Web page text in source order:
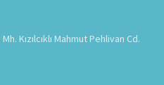
Kızılcıklı Mahmut Pehlivan Cd.